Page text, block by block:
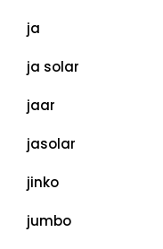
ja
ja solar
jaar
jasolar
jinko
jumbo